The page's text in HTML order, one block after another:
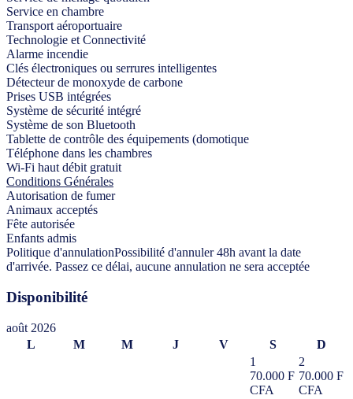
Service en chambre
Transport aéroportuaire
Technologie et Connectivité
Alarme incendie
Clés électroniques ou serrures intelligentes
Détecteur de monoxyde de carbone
Prises USB intégrées
Système de sécurité intégré
Système de son Bluetooth
Tablette de contrôle des équipements (domotique
Téléphone dans les chambres
Wi-Fi haut débit gratuit
Conditions Générales
Autorisation de fumer
Animaux acceptés
Fête autorisée
Enfants admis
Politique d'annulationPossibilité d'annuler 48h avant la date
d'arrivée. Passez ce délai, aucune annulation ne sera acceptée
Disponibilité
août 2026
L
M M J V S
D
1
70.000 F
CFA
2
70.000 F
CFA